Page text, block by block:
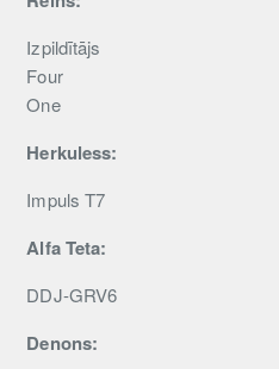
Izpildītājs
Four
One
Herkuless:
Impuls T7
Alfa Teta:
DDJ-GRV6
Denons: